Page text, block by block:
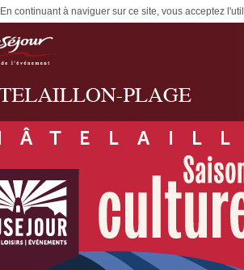
En continuant à naviguer sur ce site, vous acceptez